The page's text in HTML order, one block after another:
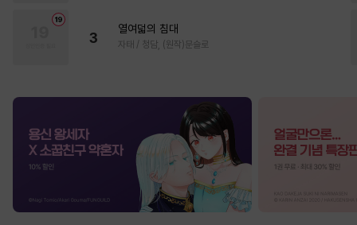
3
열여덟의 침대
자태 / 청담, (원작)문슬로